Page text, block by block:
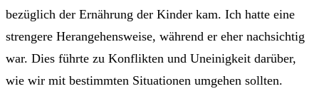
bezüglich der Ernährung der Kinder kam. Ich hatte eine
strengere Herangehensweise, während er eher nachsichtig
war. Dies führte zu Konflikten und Uneinigkeit darüber,
wie wir mit bestimmten Situationen umgehen sollten.